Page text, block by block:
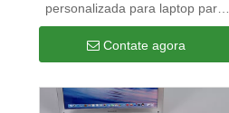
personalizada para laptop para
homens e mulheres resistente à
água bolsa para laptop para 14
15,6 polegadas
Contate agora